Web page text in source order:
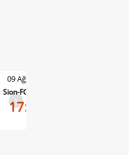
09 Ağustos
Basel-Thun
17:30
>